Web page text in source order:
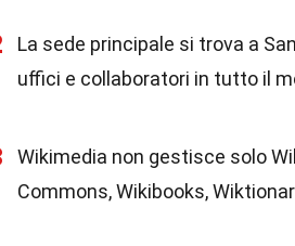
La sede principale si trova a
uffici e collaboratori in tutto il
Wikimedia non gestisce solo
Commons, Wikibooks,